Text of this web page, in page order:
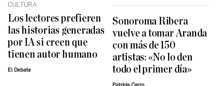
CULTURA
Los lectores prefieren
las historias generadas
por IA si creen que
tienen autor humano
El Debate
Sonoroma Ribera
vuelve a tomar Aranda
con más de 150
artistas: «No lo den
todo el primer día»